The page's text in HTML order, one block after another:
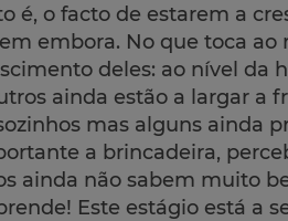
é, o facto de estarem a
embora. No que toca ao
deles: ao nível da
ainda estão a largar a
mas alguns ainda
a brincadeira,
ainda não sabem muito
Este estágio está a